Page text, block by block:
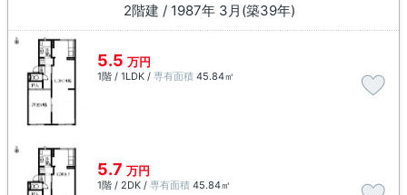
2階建 / 1987年 3月(築39年)
5.5 万円
1階 / 1LDK / 専有面積 45.84㎡
5.7 万円
1階 / 2DK / 専有面積 45.84㎡